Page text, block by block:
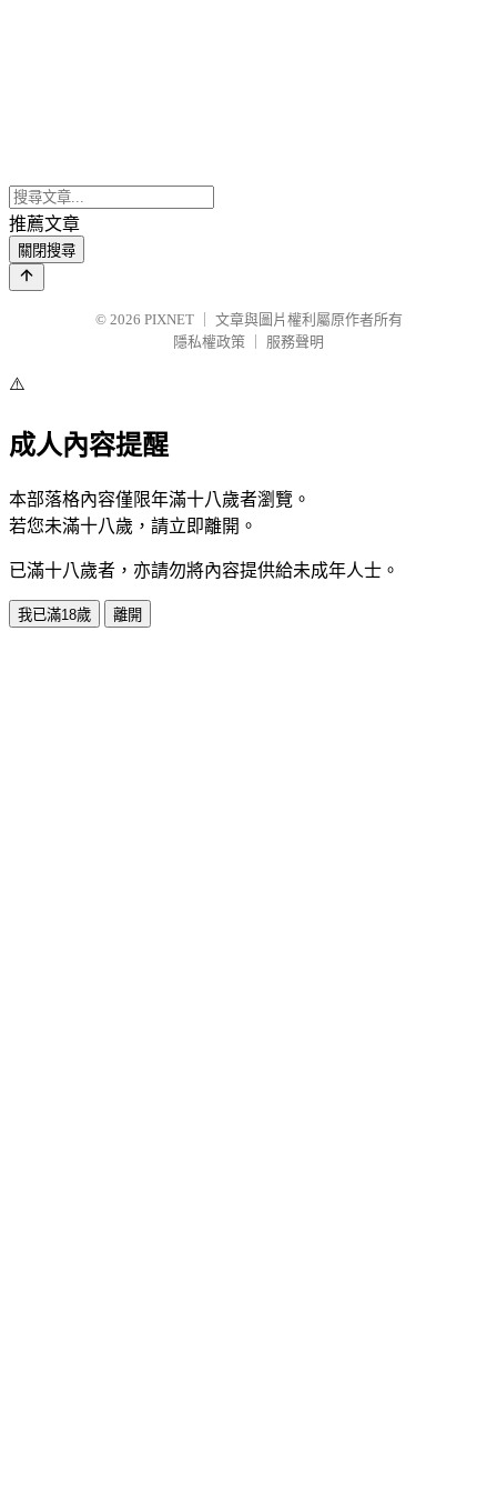
推薦文章
關閉搜尋
© 2026 PIXNET
文章與圖片權利屬原作者所有
隱私權政策
服務聲明
⚠️
成人內容提醒
本部落格內容僅限年滿十八歲者瀏覽。
若您未滿十八歲，請立即離開。
已滿十八歲者，亦請勿將內容提供給未成年人士。
我已滿18歲 離開